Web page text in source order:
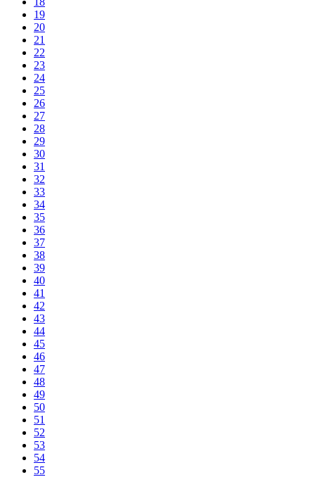
19
20
21
22
23
24
25
26
27
28
29
30
31
32
33
34
35
36
37
38
39
40
41
42
43
44
45
46
47
48
49
50
51
52
53
54
55